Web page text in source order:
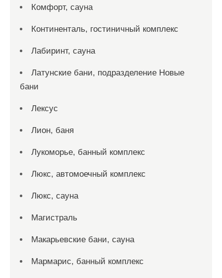
Комфорт, сауна
Континенталь, гостиничный комплекс
Лабиринт, сауна
Латунские бани, подразделение Новые
бани
Лексус
Лион, баня
Лукоморье, банный комплекс
Люкс, автомоечный комплекс
Люкс, сауна
Магистраль
Макарьевские бани, сауна
Мармарис, банный комплекс